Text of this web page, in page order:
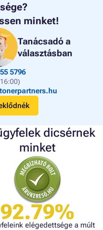
minket!
Tanácsadó a
választásban
5796
dicsérnek
minket
92.79%
elégedettsége a múlt